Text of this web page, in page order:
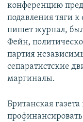
конференцию
подавления тяги
пишет журнал,
Фейн,
партия
сепаратистские
маргиналы.
Британская